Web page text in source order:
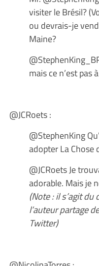
visiter le Brésil?
ou devrais-je
Maine?
mais ce n’est pas
@JCRoets :
@StephenKing
adopter La Chose
@JCRoets Je
adorable. Mais je
(Note : il s’agit
l’auteur partage
Twitter)